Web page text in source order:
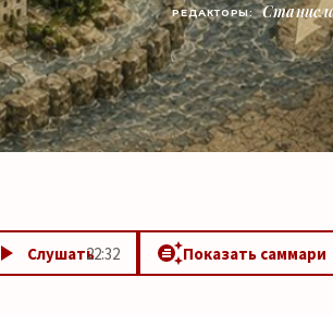
РЕДАКТОРЫ:
Слушать22:32 Показать саммари